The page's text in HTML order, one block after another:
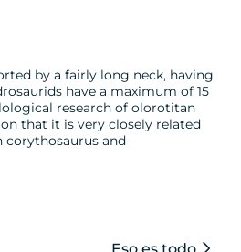
by a fairly long neck, having
have a maximum of 15
research of olorotitan
that it is very closely related
and